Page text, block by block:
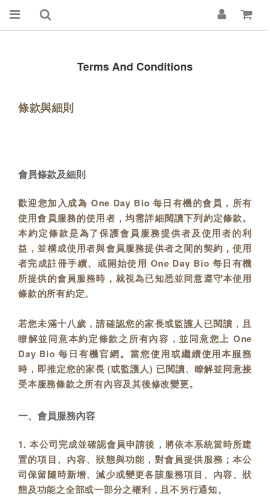
Terms And Conditions
條款與細則
會員條款及細則
歡迎您加入成為 One Day Bio 每日有機的會員，所有
使用會員服務的使用者，均需詳細閱讀下列約定條款。
本約定條款是為了保護會員服務提供者及使用者的利
益，並構成使用者與會員服務提供者之間的契約，使用
者完成註冊手續、或開始使用 One Day Bio 每日有機
所提供的會員服務時，就視為已知悉並同意遵守本使用
條款的所有約定。
若您未滿十八歲，請確認您的家長或監護人已閱讀，且
瞭解並同意本約定條款之所有內容，並同意您上 One
Day Bio 每日有機官網。當您使用或繼續使用本服務
時，即推定您的家長 (或監護人) 已閱讀、瞭解並同意接
受本服務條款之所有內容及其後修改變更。
一、會員服務內容
1. 本公司完成並確認會員申請後，將依本系統當時所建
置的項目、內容、狀態與功能，對會員提供服務；本公
司保留隨時新增、減少或變更各該服務項目、內容、狀
態及功能之全部或一部分之權利，且不另行通知。